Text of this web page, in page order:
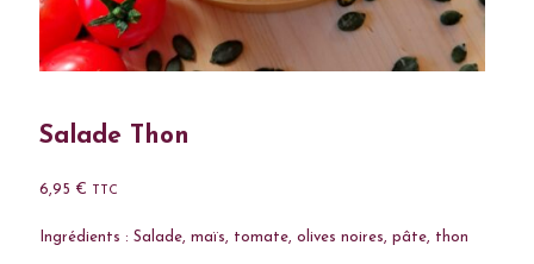
Salade Thon
6,95 € TTC
Ingrédients : Salade, maïs, tomate, olives noires, pâte, thon